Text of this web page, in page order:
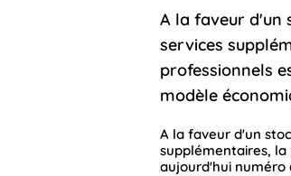
A la faveur d'un
services
professionnels
modèle
A la faveur d'un
supplémentaires,
aujourd'hui numéro